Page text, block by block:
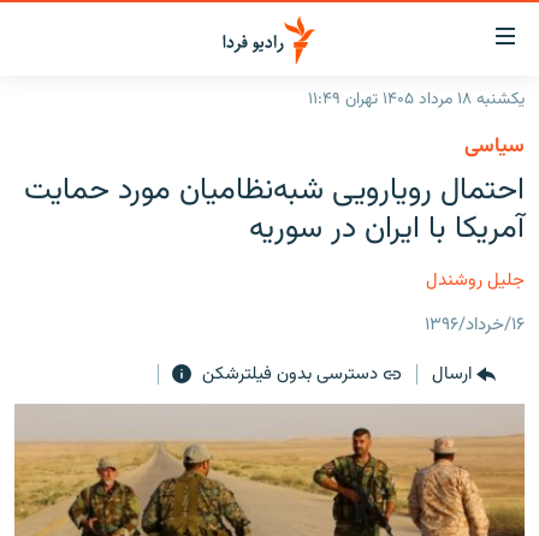
لینک‌های
قابلیت
دسترسی
بازگشت
منوی
اصلی
رفتن
صفحه
جهان
فرکانس‌ها
پادکست
چندرسانه‌ای
گزارش‌های تصویری
گزارش‌های ویدئویی
زنان فردا
English
به ما بپیوندید
یکشنبه ۱۸ مرداد ۱۴۰۵ تهران ۱۱:۴۹
سیاسی
احتمال رویارویی شبه‌نظامیان مورد حمایت
آمریکا با ایران در سوریه
جلیل روشندل
۱۶/خرداد/۱۳۹۶
ارسال
دسترسی بدون فیلترشکن